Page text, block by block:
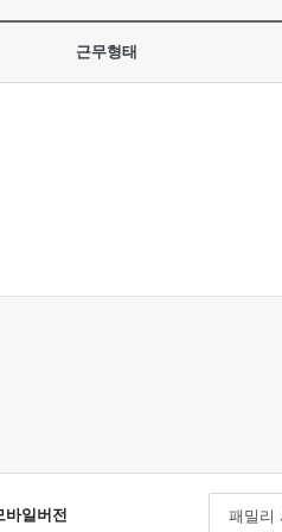
근무형태
바일버전 패밀리